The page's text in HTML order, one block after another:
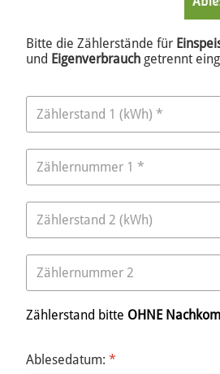
Bitte die Zählerstände für
und Eigenverbrauch getrennt
Zählerstand bitte OHNE
Ablesedatum: *